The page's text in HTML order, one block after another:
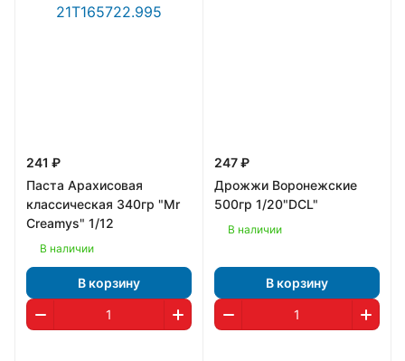
241 ₽
Паста Арахисовая
классическая 340гр "Mr
Creamys" 1/12
В наличии
В корзину
247 ₽
Дрожжи Воронежские
500гр 1/20"DCL"
В наличии
В корзину